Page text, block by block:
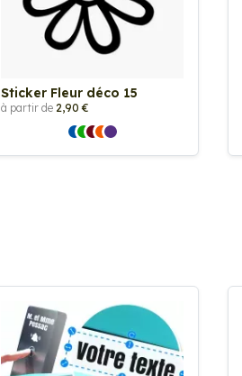
Sticker Fleur déco 15
à partir de 2,90 €